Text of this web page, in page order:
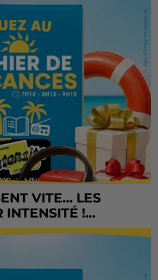
VITE... LES
INTENSITÉ !...